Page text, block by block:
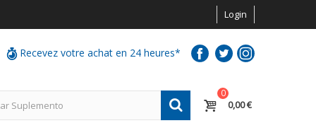
Login
Recevez votre achat en 24 heures*
0
0,00 €